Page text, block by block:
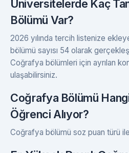
Üniversitelerde Kaç
Bölümü Var?
2026 yılında tercih listenize
bölümü sayısı 54 olarak
Coğrafya bölümleri için ayrılan
ulaşabilirsiniz.
Coğrafya Bölümü
Öğrenci Alıyor?
Coğrafya bölümü soz puan türü